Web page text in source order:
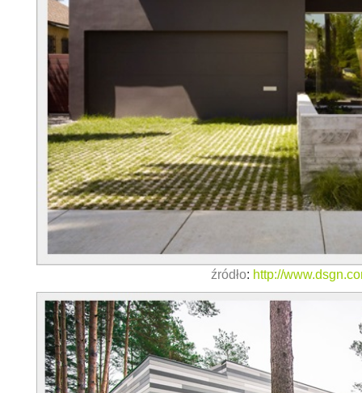
źródło: http://